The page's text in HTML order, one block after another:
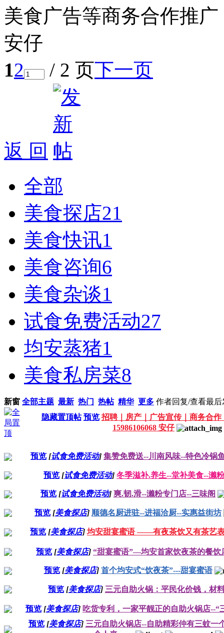
美食广告等商务合作推广
安仔
12 / 2 页下一页
返 回
全部
美食探店21
美食快讯1
美食咨询6
美食杂谈1
试食免费活动27
均安蒸猪1
美食私房菜8
新窗 全部主题 最新 热门 热帖 精华 更多 作者回复/查看最后
隐藏置顶帖 预览 招聘｜房产｜广告宣传｜商务合
15986106068 安仔
预览 [试食免费活动] 集赞免费送--川南风味--特色冷锅
预览 [试食免费活动] 冬季滋补.养生--堂补美食--濑
预览 [试食免费活动] 爽.韧.滑--濑粉专门店--三味阁
预览 [美食探店] 顺德名厨进驻--进福洽厨--实惠益街坊
预览 [美食探店] 均安甜宴蜜语 ——有夜茶饮又有茶艺
预览 [美食探店] “甜宴蜜语”—均安首家饮夜茶的餐饮
预览 [美食探店] 首个均安式“饮夜茶”---甜宴蜜语
预览 [美食探店] 三元自助火锅：平民化价钱，材
预览 [美食探店] 吃货专利，一家平靓正的自助火锅店--“
预览 [美食探店] 三元自助火锅店--自助精彩仲有三蚊一